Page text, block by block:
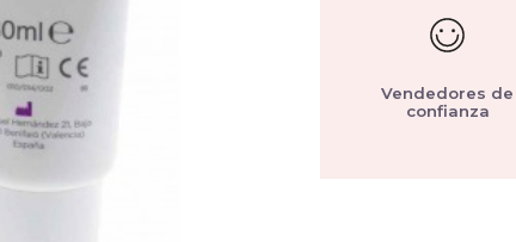
Vendedores de
confianza